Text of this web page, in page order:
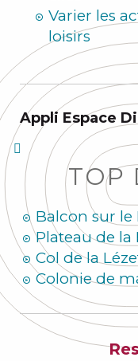
Varier les
loisirs
Appli Espace
TOP
Balcon sur
Plateau de la
Col de la
Colonie de